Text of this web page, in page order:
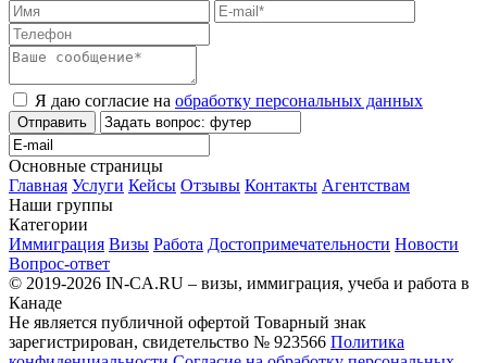
Я даю согласие на обработку персональных данных
Отправить
Основные страницы
Главная Услуги Кейсы Отзывы Контакты Агентствам
Наши группы
Категории
Иммиграция Визы Работа Достопримечательности Новости
Вопрос-ответ
© 2019-2026 IN-CA.RU – визы, иммиграция, учеба и работа в
Канаде
Не является публичной офертой Товарный знак
зарегистрирован, свидетельство № 923566 Политика